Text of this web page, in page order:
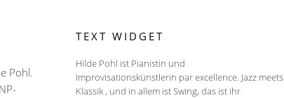
Pohl.
TEXT WIDGET
Hilde Pohl ist Pianistin und
Improvisationskünstlerin par excellence. Jazz meets
Klassik , und in allem ist Swing, das ist ihr